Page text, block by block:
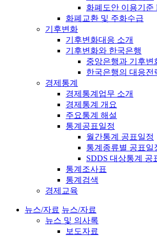
화폐도안 이용기준
화폐교환 및 주화수급
기후변화
기후변화대응 소개
기후변화와 한국은행
중앙은행과 기후변
한국은행의 대응전
경제통계
경제통계업무 소개
경제통계 개요
주요통계 해설
통계공표일정
월간통계 공표일정
통계종류별 공표일
SDDS 대상통계 공
통계조사표
통계검색
경제교육
뉴스/자료 뉴스/자료
뉴스 및 의사록
보도자료